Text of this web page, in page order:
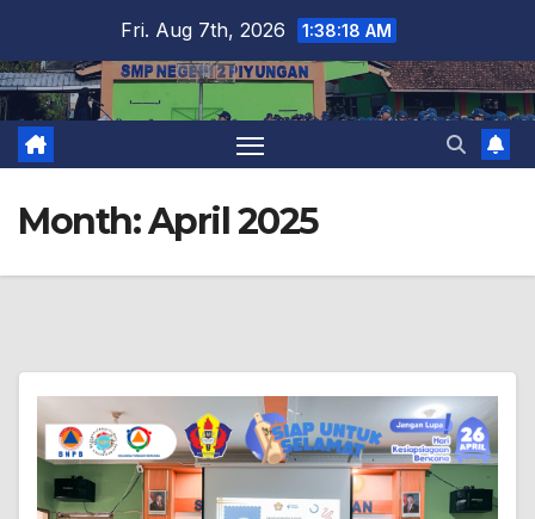
content
Fri. Aug 7th, 2026 1:38:20 AM
Month:April 2025